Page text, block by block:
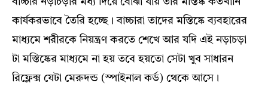
কার্যকরভাবে তৈরি হচ্ছে। বাচ্চারা তাদের মস্তিষ্কে ব্যবহারের
মাধ্যমে শরীরকে নিয়ন্ত্রণ করতে শেখে আর যদি এই নড়াচড়া
টা মস্তিষ্কের মাধ্যমে না হয় তবে হয়তো সেটা খুব সাধারন
রিফ্লেক্স যেটা মেরুদন্ড (স্পাইনাল কর্ড) থেকে আসে।